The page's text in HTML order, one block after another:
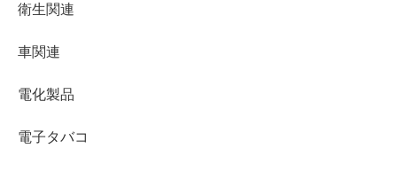
衛生関連
車関連
電化製品
電子タバコ